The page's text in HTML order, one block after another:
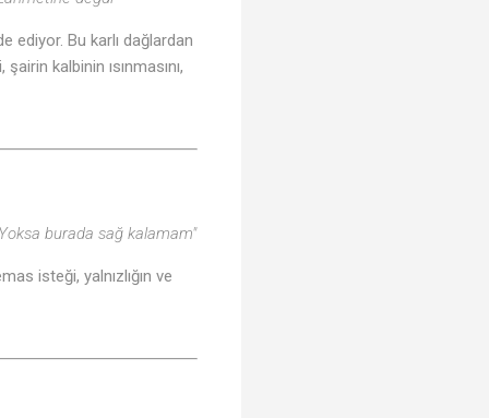
ediyor. Bu karlı dağlardan
kalbinin ısınmasını,
burada sağ kalamam"
isteği, yalnızlığın ve